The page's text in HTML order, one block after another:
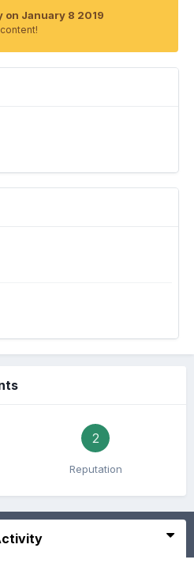
on January 8 2019
2
Reputation